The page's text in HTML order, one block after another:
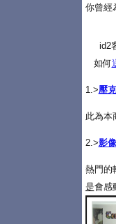
你曾經
id2客
如何
1.>壓
此為本
2.>影
熱門的
是會感